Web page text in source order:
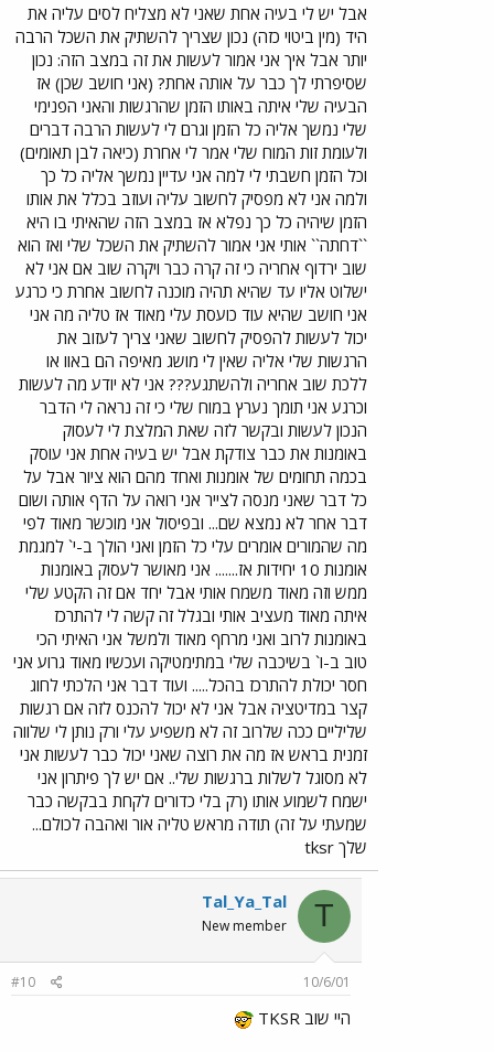
אבל יש לי בעיה אחת שאני לא מצליח לסים עליה את
היד (מין ביטוי כזה) נכון שצריך להשתיק את השכל הרבה
יותר אבל איך אני אמור לעשות את זה במצב הזה: נכון
שסיפרתי לך כבר על אותה אחת? (אני חושב שכן) אז
הבעיה שלי איתה באותו הזמן שהרגשות והאני הפנימי
שלי נמשך אליה כל הזמן וגרם לי לעשות הרבה דברים
ולעומת זות המוח שלי אמר לי אחרת (כיאה לבן תאומים)
וכל הזמן חשבתי לי למה אני עדיין נמשך אליה כל כך
ולמה אני לא מפסיק לחשוב עליה ועוזב בכלל את אותו
הזמן שיהיה כל כך נפלא אז במצב הזה שהאיתי בו היא
``דחתה`` אותי אני אמור להשתיק את השכל שלי ואז הוא
שוב ירדוף אחריה כי זה קרה כבר ויקרה שוב אם אני לא
ישלוט אליו עד שהיא תהיה מוכנה לחשוב אחרת כי כרגע
אני חושב שהיא עוד כועסת עלי מאוד אז טליה מה אני
יכול לעשות להפסיק לחשוב שאני צריך לעזוב את
הרגשות שלי אליה שאין לי מושג מאיפה הם באוו או
ללכת שוב אחריה ולהשתגע??? אני לא יודע מה לעשות
וכרגע אני תומך נערץ במוח שלי כי זה נראה לי הדבר
הנכון לעשות ובקשר לזה שאת המלצת לי לעסוק
באומנות את כבר צודקת אבל יש בעיה אחת אני עוסק
בכמה תחומים של אומנות ואחד מהם הוא ציור אבל על
כל דבר שאני מנסה לצייר אני רואה על הדף אותה ושום
דבר אחר לא נמצא שם... ובפיסול אני מוכשר מאוד לפי
מה שהמורים אומרים עלי כל הזמן ואני הולך ב-י` למגמת
אומנות 10 יחידות אז....... אני מאושר לעסוק באומנות
ממש וזה מאוד משמח אותי אבל יחד אם זה הקטע שלי
איתה מאוד מעציב אותי ובגלל זה קשה לי להתרכז
באומנות לרוב ואני מרחף מאוד ולמשל אני האיתי הכי
טוב ב-ו` בשיכבה שלי במתימטיקה ועכשיו מאוד גרוע אני
חסר יכולת להתרכז בהכל..... ועוד דבר אני הלכתי לחוג
קצר במדיטציה אבל אני לא יכול להכנס לזה אם רגשות
שליליים ככה שלרוב זה לא משפיע עלי ורק נותן לי שלווה
זמנית בראש אז מה את רוצה שאני יכול כבר לעשות אני
לא מסוגל לשלות ברגשות שלי.. אם יש לך פיתרון אני
ישמח לשמוע אותו (רק בלי כדורים לקחת בבקשה כבר
שמעתי על זה) תודה מראש טליה אור ואהבה לכולם...
שלך tksr
T
Tal_Ya_Tal
New member
10/6/01
#10
היי שוב TKSR